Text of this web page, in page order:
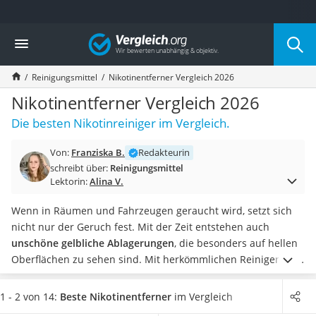
Die beliebtesten Vergleiche nach Kategorie
Drogerie
Inhalator
Haarschneider
Rollator
Braun Rasierer
Katzenklappe (Chip)
Masturbator
Massagepistole
Reisehaartrockner
Eiweißpulver
Magnesiumpräparat
Katzenklappe
Nackenmassagegerät
Zeckenschutz Katze
Vergleich
Reinigungsmittel Nikotinentferner Vergleich 2026
Nikotinentferner Vergleich 2026
Die besten Nikotinreiniger im Vergleich.
Von: Franziska B.
Redakteurin
schreibt über: Reinigungsmittel
Lektorin:Alina V.
Wenn in Räumen und Fahrzeugen geraucht wird, setzt sich
nicht nur der Geruch fest. Mit der Zeit entstehen auch
unschöne gelbliche Ablagerungen, die besonders auf hellen
Oberflächen zu sehen sind. Mit herkömmlichen Reinigern ist
diesen Nikotinablagerungen kaum beizukommen, mit
speziellen Nikotinentfernern aber schon. Doch Achtung:
1 - 2 von 14: Beste Nikotinentferner im Vergleich